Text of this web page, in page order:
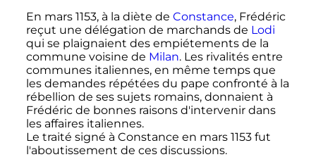
En mars 1153, à la diète de Constance, Frédéric
reçut une délégation de marchands de Lodi
qui se plaignaient des empiétements de la
commune voisine de Milan. Les rivalités entre
communes italiennes, en même temps que
les demandes répétées du pape confronté à la
rébellion de ses sujets romains, donnaient à
Frédéric de bonnes raisons d'intervenir dans
les affaires italiennes.
Le traité signé à Constance en mars 1153 fut
l'aboutissement de ces discussions.